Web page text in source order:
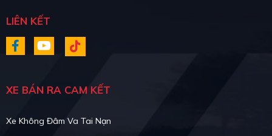
LIÊN KẾT
XE BÁN RA CAM KẾT
Xe Không Đâm Va Tai Nạn